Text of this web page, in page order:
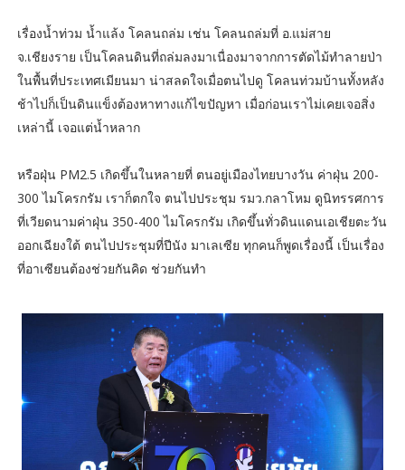
เรื่องน้ำท่วม น้ำแล้ง โคลนถล่ม เช่น โคลนถล่มที่ อ.แม่สาย
จ.เชียงราย เป็นโคลนดินที่ถล่มลงมาเนื่องมาจากการตัดไม้ทำลายป่า
ในพื้นที่ประเทศเมียนมา น่าสลดใจเมื่อตนไปดู โคลนท่วมบ้านทั้งหลัง
ช้าไปก็เป็นดินแข็งต้องหาทางแก้ไขปัญหา เมื่อก่อนเราไม่เคยเจอสิ่ง
เหล่านี้ เจอแต่น้ำหลาก
หรือฝุ่น PM2.5 เกิดขึ้นในหลายที่ ตนอยู่เมืองไทยบางวัน ค่าฝุ่น 200-
300 ไมโครกรัม เราก็ตกใจ ตนไปประชุม รมว.กลาโหม ดูนิทรรศการ
ที่เวียดนามค่าฝุ่น 350-400 ไมโครกรัม เกิดขึ้นทั่วดินแดนเอเชียตะวัน
ออกเฉียงใต้ ตนไปประชุมที่ปีนัง มาเลเซีย ทุกคนก็พูดเรื่องนี้ เป็นเรื่อง
ที่อาเซียนต้องช่วยกันคิด ช่วยกันทำ